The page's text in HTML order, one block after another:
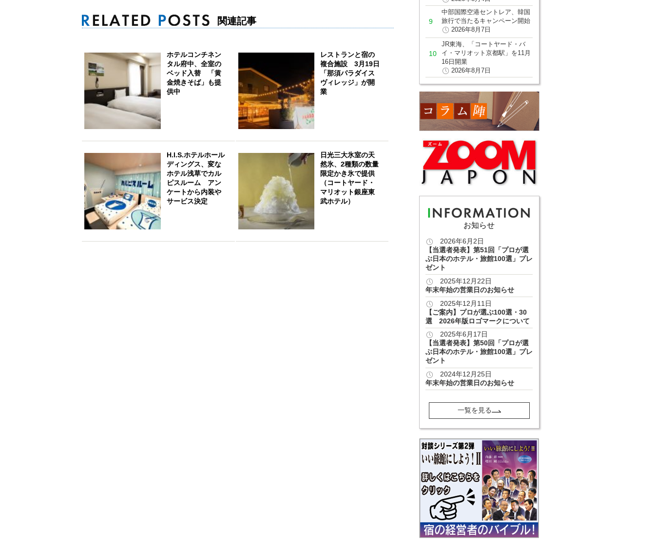
関連記事
ホテルコンチネン
タル府中、全室の
ベッド入替 「黄
金焼きそば」も提
供中
レストランと宿の
複合施設 3月19日
「那須パラダイス
ヴィレッジ」が開
業
H.I.S.ホテルホール
ディングス、変な
ホテル浅草でカル
ピスルーム アン
ケートから内装や
サービス決定
日光三大氷室の天
然氷、2種類の数量
限定かき氷で提供
（コートヤード・
マリオット銀座東
武ホテル）
中部国際空港セントレア、韓国
旅行で当たるキャンペーン開始
2026年8月7日
JR東海、「コートヤード・バ
イ・マリオット京都駅」を11月
16日開業
2026年8月7日
お知らせ
2026年6月2日
【当選者発表】第51回「プロが選
ぶ日本のホテル・旅館100選」プレ
ゼント
2025年12月22日
年末年始の営業日のお知らせ
2025年12月11日
【ご案内】プロが選ぶ100選・30
選 2026年版ロゴマークについて
2025年6月17日
【当選者発表】第50回「プロが選
ぶ日本のホテル・旅館100選」プレ
ゼント
2024年12月25日
年末年始の営業日のお知らせ
一覧を見る